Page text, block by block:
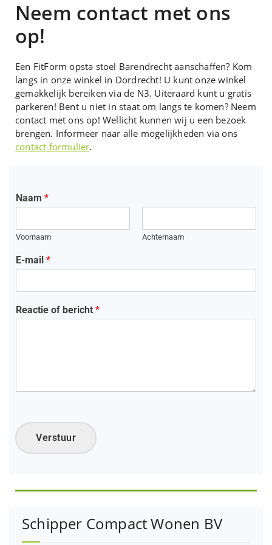
Neem contact met ons
op!
Een FitForm opsta stoel Barendrecht aanschaffen? Kom
langs in onze winkel in Dordrecht! U kunt onze winkel
gemakkelijk bereiken via de N3. Uiteraard kunt u gratis
parkeren! Bent u niet in staat om langs te komen? Neem
contact met ons op! Wellicht kunnen wij u een bezoek
brengen. Informeer naar alle mogelijkheden via ons
contact formulier.
Naam *
Voornaam Achternaam
E-mail *
Reactie of bericht *
Verstuur
Schipper Compact Wonen BV